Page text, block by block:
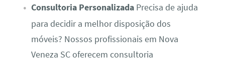
Consultoria PersonalizadaPrecisa de ajuda
para decidir a melhor disposição dos
móveis? Nossos profissionais em Nova
Veneza SC oferecem consultoria